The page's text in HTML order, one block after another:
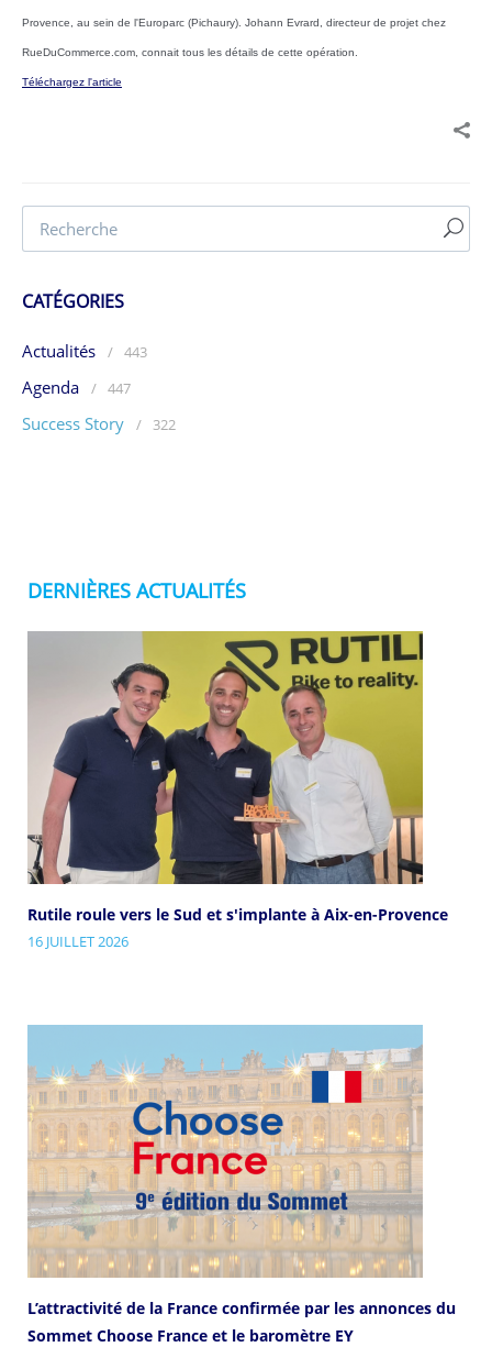
Provence, au sein de l'Europarc (Pichaury). Johann Evrard, directeur de projet chez
RueDuCommerce.com, connait tous les détails de cette opération.
Téléchargez l'article
CATÉGORIES
Actualités / 443
Agenda / 447
Success Story / 322
DERNIÈRES ACTUALITÉS
Rutile roule vers le Sud et s'implante à Aix-en-Provence
16 JUILLET 2026
L’attractivité de la France confirmée par les annonces du
Sommet Choose France et le baromètre EY